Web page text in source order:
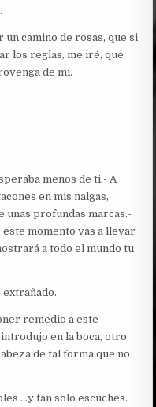
un camino de rosas, que si
los reglas, me iré, que
de mi.
menos de ti.- A
en mis nalgas,
unas profundas marcas.-
momento vas a llevar
a todo el mundo tu
remedio a este
en la boca, otro
de tal forma que no
…y tan solo escuches.